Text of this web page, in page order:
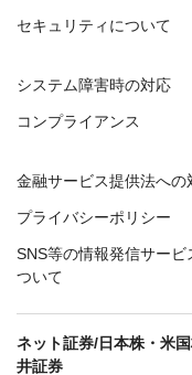
セキュリティについて
システム障害時の対応
コンプライアンス
金融サービス提供法への
プライバシーポリシー
SNS等の情報発信サービ
ついて
ネット証券/日本株・米
井証券